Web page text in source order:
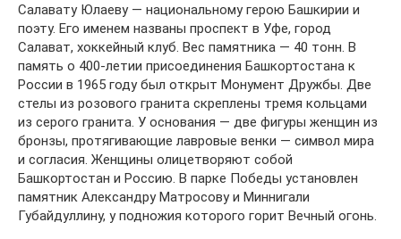
Салавату Юлаеву — национальному герою Башкирии и
поэту. Его именем названы проспект в Уфе, город
Салават, хоккейный клуб. Вес памятника — 40 тонн. В
память о 400-летии присоединения Башкортостана к
России в 1965 году был открыт Монумент Дружбы. Две
стелы из розового гранита скреплены тремя кольцами
из серого гранита. У основания — две фигуры женщин из
бронзы, протягивающие лавровые венки — символ мира
и согласия. Женщины олицетворяют собой
Башкортостан и Россию. В парке Победы установлен
памятник Александру Матросову и Миннигали
Губайдуллину, у подножия которого горит Вечный огонь.